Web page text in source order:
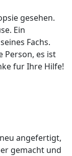
gesehen.
Ein
Fachs.
Person, es ist
fur Ihre Hilfe!
angefertigt,
gemacht und